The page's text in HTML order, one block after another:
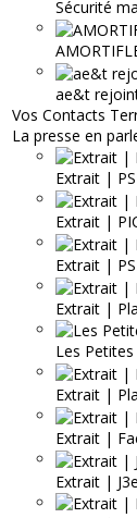
Sécurité
ae&t
Vos Contacts
La presse en
Extrait |
Extrait |
Extrait |
Extrait |
Les
Extrait |
Extrait |
Extrait |